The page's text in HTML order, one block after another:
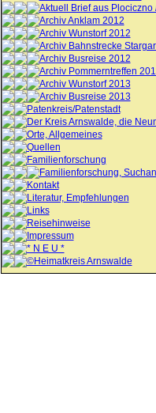
Aktuell Brief aus Plociczno
Archiv Anklam 2012
Archiv Wunstorf 2012
Archiv Bahnstrecke
Archiv Busreise 2012
Archiv Pommerntreffen
Archiv Wunstorf 2013
Archiv Busreise 2013
Patenkreis/Patenstadt
Der Kreis Arnswalde, die
Orte, Allgemeines
Quellen
Familienforschung
Familienforschung,
Kontakt
Literatur, Empfehlungen
Links
Reisehinweise
Impressum
* N E U *
©Heimatkreis Arnswalde